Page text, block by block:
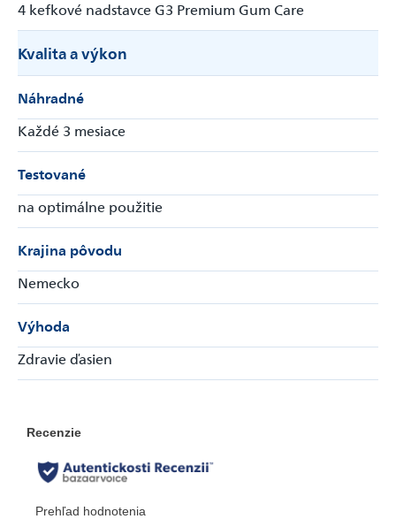
4 kefkové nadstavce G3 Premium Gum Care
Kvalita a výkon
Náhradné
Každé 3 mesiace
Testované
na optimálne použitie
Krajina pôvodu
Nemecko
Výhoda
Zdravie ďasien